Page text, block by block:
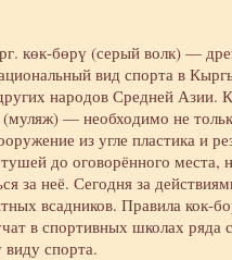
көк-бөрү (серый волк) —
вид спорта в
народов Средней
— необходимо не
из угле пластика и
до оговорённого места,
за неё. Сегодня за
всадников. Правила кок-
в спортивных школах ряда
виду спорта.